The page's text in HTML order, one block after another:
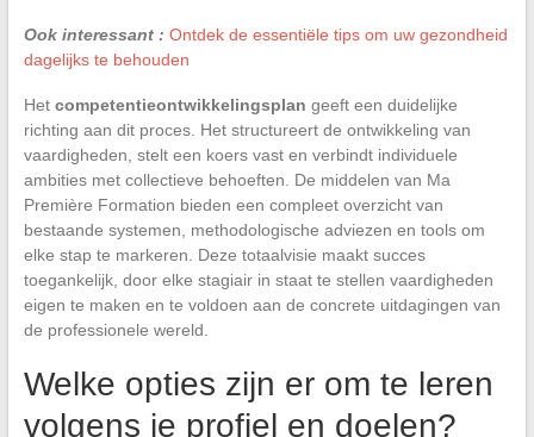
Ook interessant : Ontdek de essentiële tips om uw gezondheid
dagelijks te behouden
Het competentieontwikkelingsplan geeft een duidelijke
richting aan dit proces. Het structureert de ontwikkeling van
vaardigheden, stelt een koers vast en verbindt individuele
ambities met collectieve behoeften. De middelen van Ma
Première Formation bieden een compleet overzicht van
bestaande systemen, methodologische adviezen en tools om
elke stap te markeren. Deze totaalvisie maakt succes
toegankelijk, door elke stagiair in staat te stellen vaardigheden
eigen te maken en te voldoen aan de concrete uitdagingen van
de professionele wereld.
Welke opties zijn er om te leren
volgens je profiel en doelen?